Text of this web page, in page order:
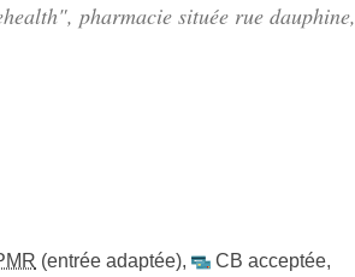
pharmacie située rue dauphine,
(entrée adaptée), CB acceptée,